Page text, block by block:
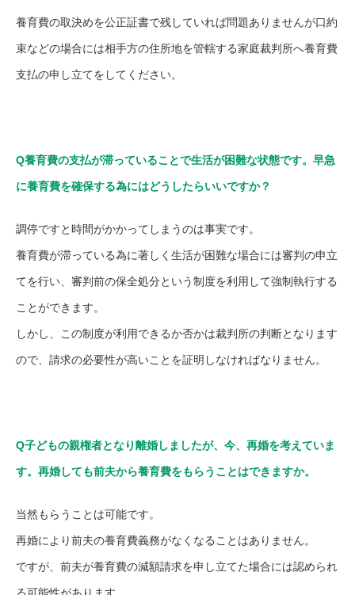
養育費の取決めを公正証書で残していれば問題ありませんが口約
束などの場合には相手方の住所地を管轄する家庭裁判所へ養育費
支払の申し立てをしてください。
Q養育費の支払が滞っていることで生活が困難な状態です。早急
に養育費を確保する為にはどうしたらいいですか？
調停ですと時間がかかってしまうのは事実です。
養育費が滞っている為に著しく生活が困難な場合には審判の申立
てを行い、審判前の保全処分という制度を利用して強制執行する
ことができます。
しかし、この制度が利用できるか否かは裁判所の判断となります
ので、請求の必要性が高いことを証明しなければなりません。
Q子どもの親権者となり離婚しましたが、今、再婚を考えていま
す。再婚しても前夫から養育費をもらうことはできますか。
当然もらうことは可能です。
再婚により前夫の養育費義務がなくなることはありません。
ですが、前夫が養育費の減額請求を申し立てた場合には認められ